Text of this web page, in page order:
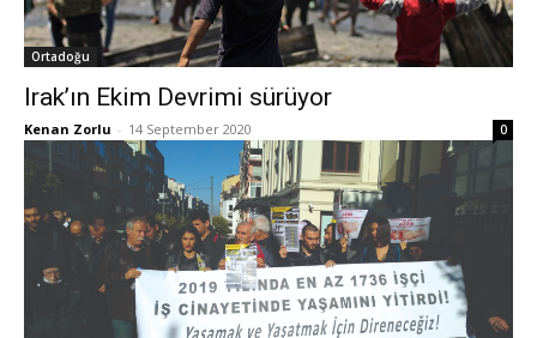
Ortadoğu
Irak’ın Ekim Devrimi sürüyor
Kenan Zorlu - 14 September 2020 0